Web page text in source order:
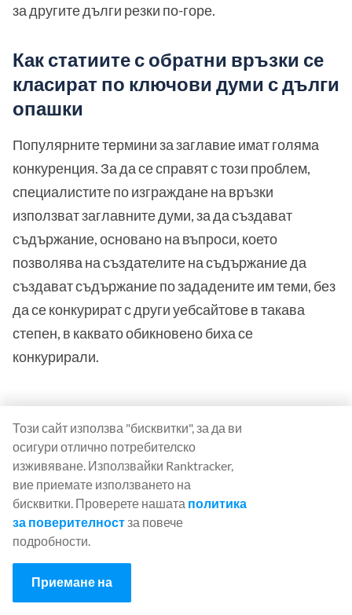
за другите дълги резки по-горе.
Как статиите с обратни връзки се
класират по ключови думи с дълги
опашки
Популярните термини за заглавие имат голяма
конкуренция. За да се справят с този проблем,
специалистите по изграждане на връзки
използват заглавните думи, за да създават
съдържание, основано на въпроси, което
позволява на създателите на съдържание да
създават съдържание по зададените им теми, без
да се конкурират с други уебсайтове в такава
степен, в каквато обикновено биха се
конкурирали.
В случай, че не знаете: Този метод е
доказано полезен за свързване на
линкове, което се отнася до
разрешаването на транзакции между
връзки на уебсайтове. Общото правило,
уверите, че връзките към сайтовете са
свързани с нишата на уебмастъра.
Този сайт използва "бисквитки", за да ви
осигури отлично потребителско
изживяване. Използвайки Ranktracker,
вие приемате използването на
бисквитки. Проверете нашата политика
за поверителностза повече
подробности.
Приемане на